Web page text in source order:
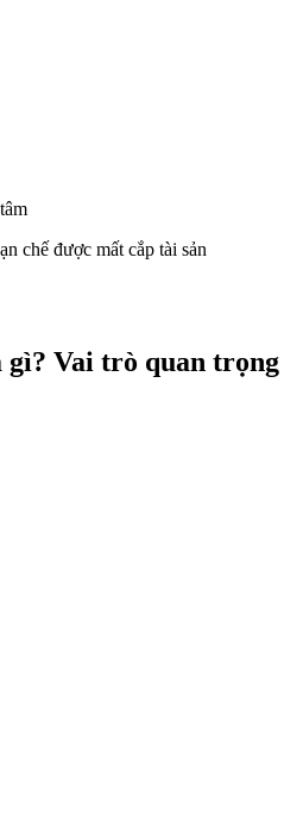
chế được mất cắp tài sản
gì? Vai trò quan trọng